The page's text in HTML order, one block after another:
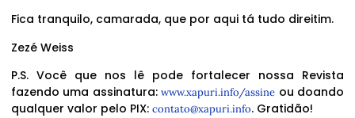
Fica tranquilo, camarada, que por aqui tá tudo direitim.
Zezé Weiss
P.S. Você que nos lê pode fortalecer nossa Revista
fazendo uma assinatura:www.xapuri.info/assine ou doando
qualquer valor pelo PIX: contato@xapuri.info. Gratidão!